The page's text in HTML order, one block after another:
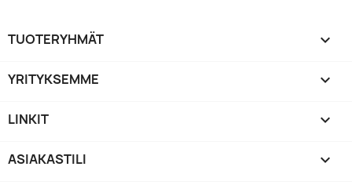
TUOTERYHMÄT 
YRITYKSEMME 
LINKIT 
ASIAKASTILI 